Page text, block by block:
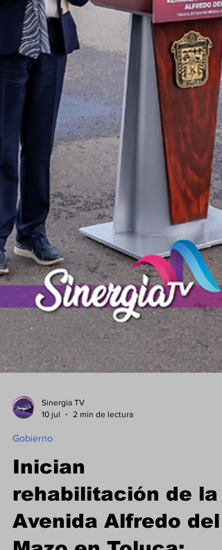
Sinergia TV
Inician
rehabilitación de la